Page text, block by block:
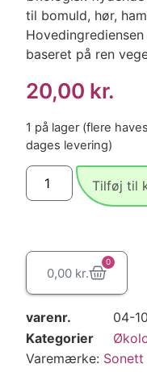
til bomuld, hør,
baseret på ren
20,00 kr.
1 på lager (flere
dages levering)
Tilføj til
0,00 kr.
0
varenr.
04-
Kategorier
Varemærke: Sonett